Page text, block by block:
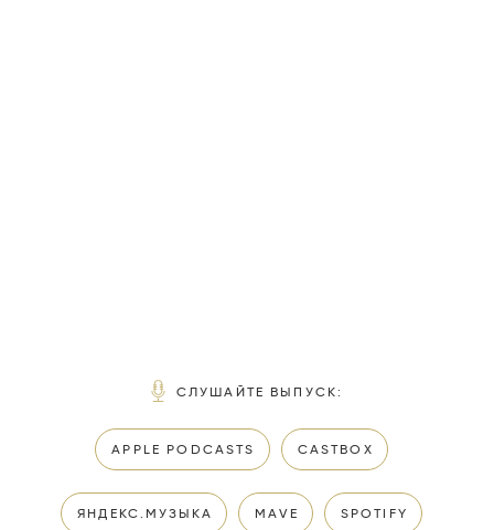
СЛУШАЙТЕ ВЫПУСК:
APPLE PODCASTS CASTBOX
ЯНДЕКС.МУЗЫКА MAVE SPOTIFY